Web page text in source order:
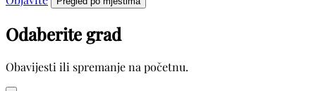
Odaberite grad
Obavijesti ili spremanje na početnu.